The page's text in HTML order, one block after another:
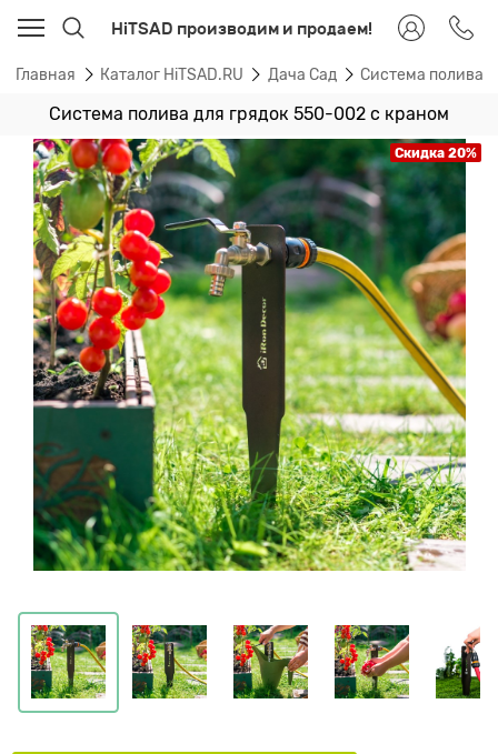
HiTSAD производим и продаем!
Главная Каталог HiTSAD.RU Дача Сад Система полива
Система полива для грядок 550-002 с краном
Скидка 20%